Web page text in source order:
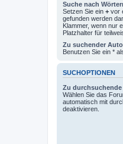
Suche nach
Setzen Sie ein + vor
gefunden werden
Klammer, wenn nur
Platzhalter für
Zu suchender
Benutzen Sie ein *
SUCHOPTIONEN
Zu durchsuchende
Wählen Sie das
automatisch mit
deaktivieren.